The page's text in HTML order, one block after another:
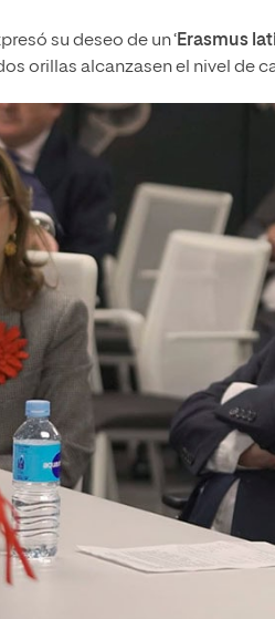
su deseo de un ‘Erasmus
orillas alcanzasen el nivel de